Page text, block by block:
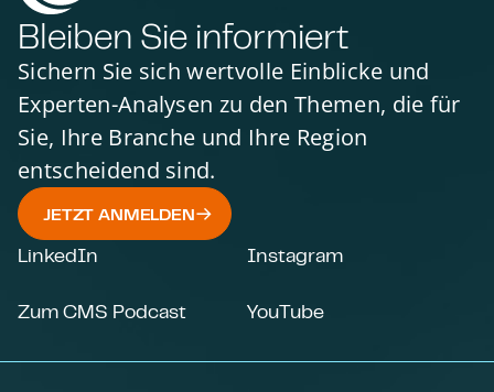
Bleiben Sie informiert
Sichern Sie sich wertvolle Einblicke und
Experten-Analysen zu den Themen, die für
Sie, Ihre Branche und Ihre Region
entscheidend sind.
JETZT ANMELDEN
LinkedIn Instagram
Zum CMS Podcast YouTube